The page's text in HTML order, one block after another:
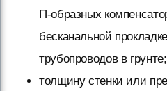
П-образных
бесканальной прокладке
трубопроводов в грунте;
толщину стенки или